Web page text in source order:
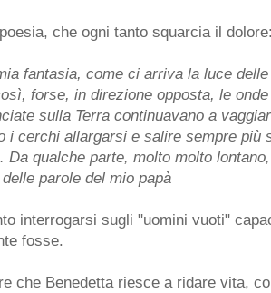
che ogni tanto squarcia il
fantasia, come ci arriva la luce
forse, in direzione opposta, le
sulla Terra continuavano a
i cerchi allargarsi e salire sempre più
Da qualche parte, molto molto
parole del mio papà
interrogarsi sugli "uomini vuoti"
fosse.
che Benedetta riesce a ridare vita,